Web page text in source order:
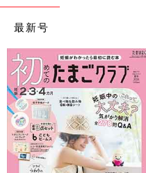
最新号